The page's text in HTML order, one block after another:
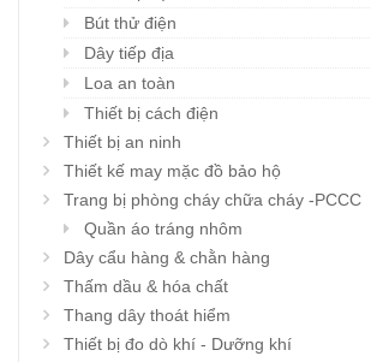
Bút thử điện
Dây tiếp địa
Loa an toàn
Thiết bị cách điện
Thiết bị an ninh
Thiết kế may mặc đồ bảo hộ
Trang bị phòng cháy chữa cháy -PCCC
Quần áo tráng nhôm
Dây cẩu hàng & chằn hàng
Thấm dầu & hóa chất
Thang dây thoát hiểm
Thiết bị đo dò khí - Dưỡng khí